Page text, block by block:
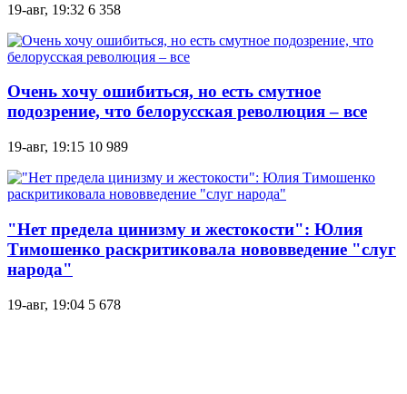
19-авг, 19:32 6 358
Очень хочу ошибиться, но есть смутное
подозрение, что белорусская революция – все
19-авг, 19:15 10 989
"Нет предела цинизму и жестокости": Юлия
Тимошенко раскритиковала нововведение "слуг
народа"
19-авг, 19:04 5 678